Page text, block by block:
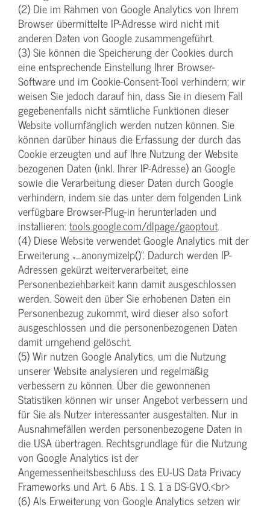
(2) Die im Rahmen von Google Analytics von Ihrem
Browser übermittelte IP-Adresse wird nicht mit
anderen Daten von Google zusammengeführt.
(3) Sie können die Speicherung der Cookies durch
eine entsprechende Einstellung Ihrer Browser-
Software und im Cookie-Consent-Tool verhindern; wir
weisen Sie jedoch darauf hin, dass Sie in diesem Fall
gegebenenfalls nicht sämtliche Funktionen dieser
Website vollumfänglich werden nutzen können. Sie
können darüber hinaus die Erfassung der durch das
Cookie erzeugten und auf Ihre Nutzung der Website
bezogenen Daten (inkl. Ihrer IP-Adresse) an Google
sowie die Verarbeitung dieser Daten durch Google
verhindern, indem sie das unter dem folgenden Link
verfügbare Browser-Plug-in herunterladen und
installieren: tools.google.com/dlpage/gaoptout.
(4) Diese Website verwendet Google Analytics mit der
Erweiterung „_anonymizeIp()“. Dadurch werden IP-
Adressen gekürzt weiterverarbeitet, eine
Personenbeziehbarkeit kann damit ausgeschlossen
werden. Soweit den über Sie erhobenen Daten ein
Personenbezug zukommt, wird dieser also sofort
ausgeschlossen und die personenbezogenen Daten
damit umgehend gelöscht.
(5) Wir nutzen Google Analytics, um die Nutzung
unserer Website analysieren und regelmäßig
verbessern zu können. Über die gewonnenen
Statistiken können wir unser Angebot verbessern und
für Sie als Nutzer interessanter ausgestalten. Nur in
Ausnahmefällen werden personenbezogene Daten in
die USA übertragen. Rechtsgrundlage für die Nutzung
von Google Analytics ist der
Angemessenheitsbeschluss des EU-US Data Privacy
Frameworks und Art. 6 Abs. 1 S. 1 a DS-GVO.<br>
(6) Als Erweiterung von Google Analytics setzen wir